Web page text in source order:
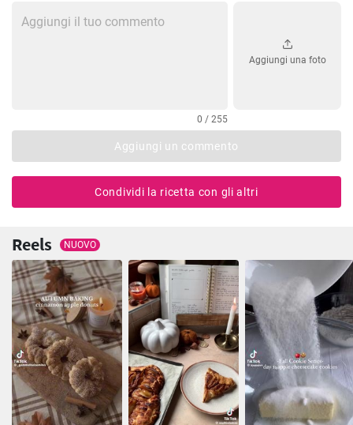
0 / 255
Aggiungi una foto
Aggiungi un commento
Condividi la ricetta con gli altri
Reels NUOVO